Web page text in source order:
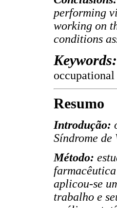
performing
working on
conditions
Keywords:
Resumo
Introdução:
Síndrome de
Método:
aplicou-se
trabalho e